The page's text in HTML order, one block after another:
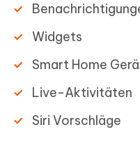
Widgets
Smart Home
Live-Aktivitäten
Siri Vorschläge